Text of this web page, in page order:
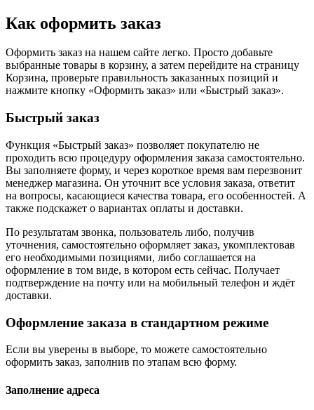
Как оформить заказ
Оформить заказ на нашем сайте легко. Просто добавьте
выбранные товары в корзину, а затем перейдите на страницу
Корзина, проверьте правильность заказанных позиций и
нажмите кнопку «Оформить заказ» или «Быстрый заказ».
Быстрый заказ
Функция «Быстрый заказ» позволяет покупателю не
проходить всю процедуру оформления заказа самостоятельно.
Вы заполняете форму, и через короткое время вам перезвонит
менеджер магазина. Он уточнит все условия заказа, ответит
на вопросы, касающиеся качества товара, его особенностей. А
также подскажет о вариантах оплаты и доставки.
По результатам звонка, пользователь либо, получив
уточнения, самостоятельно оформляет заказ, укомплектовав
его необходимыми позициями, либо соглашается на
оформление в том виде, в котором есть сейчас. Получает
подтверждение на почту или на мобильный телефон и ждёт
доставки.
Оформление заказа в стандартном режиме
Если вы уверены в выборе, то можете самостоятельно
оформить заказ, заполнив по этапам всю форму.
Заполнение адреса